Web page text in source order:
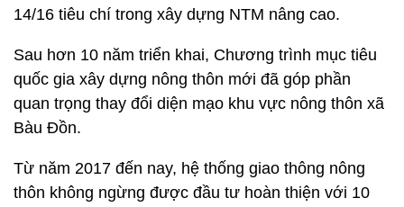
14/16 tiêu chí trong xây dựng NTM nâng cao.
Sau hơn 10 năm triển khai, Chương trình mục tiêu
quốc gia xây dựng nông thôn mới đã góp phần
quan trọng thay đổi diện mạo khu vực nông thôn xã
Bàu Đồn.
Từ năm 2017 đến nay, hệ thống giao thông nông
thôn không ngừng được đầu tư hoàn thiện với 10